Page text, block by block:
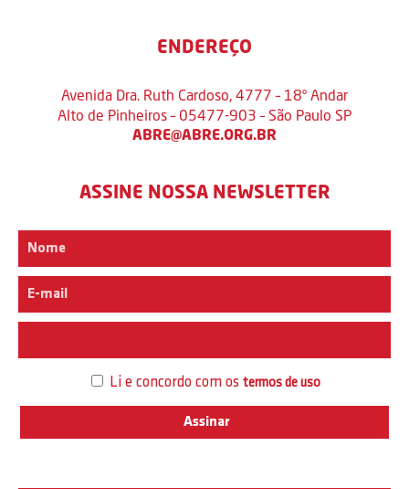
ENDEREÇO
Avenida Dra. Ruth Cardoso, 4777 – 18º Andar
Alto de Pinheiros – 05477-903 – São Paulo SP
ABRE@ABRE.ORG.BR
ASSINE NOSSA NEWSLETTER
Li e concordo com os termos de uso